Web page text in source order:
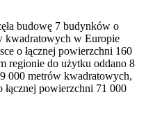
budowę 7 budynków o
kwadratowych w Europie
o łącznej powierzchni 160
regionie do użytku oddano 8
000 metrów kwadratowych,
powierzchni 71 000